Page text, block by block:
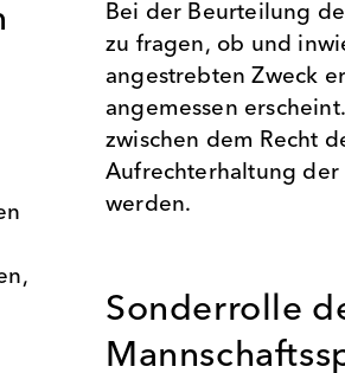
Bei der Beurteilung
zu fragen, ob und
angestrebten Zweck
angemessen
zwischen dem Recht
Aufrechterhaltung
werden.
Sonderrolle